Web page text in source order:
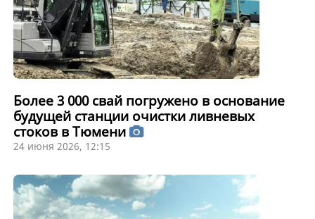
Более 3 000 свай погружено в основание
будущей станции очистки ливневых
стоков в Тюмени
24 июня 2026, 12:15